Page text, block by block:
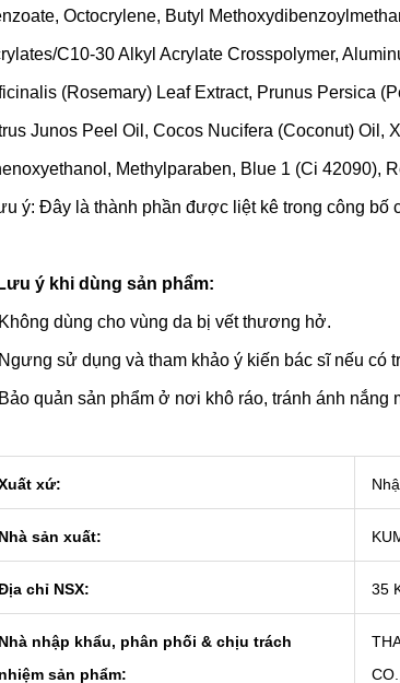
Octocrylene, Butyl
C10-30 Alkyl Acrylate Crosspolymer,
(Rosemary) Leaf Extract, Prunus Persica
Junos Peel Oil, Cocos Nucifera (Coconut) Oil,
Methylparaben, Blue 1 (Ci 42090),
ý: Đây là thành phần được liệt kê trong công bố
ý khi dùng sản phẩm:
dùng cho vùng da bị vết thương hở.
sử dụng và tham khảo ý kiến bác sĩ nếu có
quản sản phẩm ở nơi khô ráo, tránh ánh nắng
xứ:
sản xuất:
chỉ NSX: 35
nhập khẩu, phân phối & chịu trách
sản phẩm: